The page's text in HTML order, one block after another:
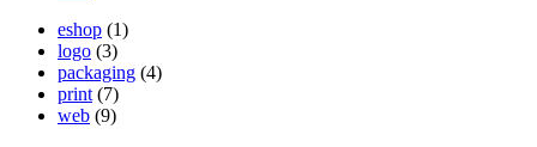
eshop (1)
logo (3)
packaging (4)
print (7)
web (9)